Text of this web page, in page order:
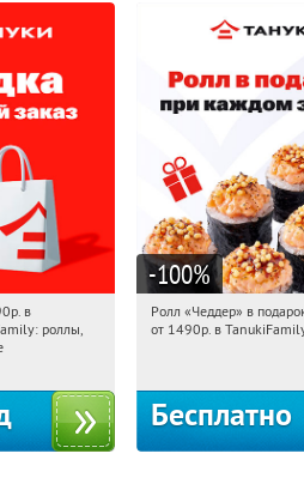
Получили:
в
роллы,
-100%
14:35:47
Ролл «Чеддер» в
от 1490р. в
Бесплатно